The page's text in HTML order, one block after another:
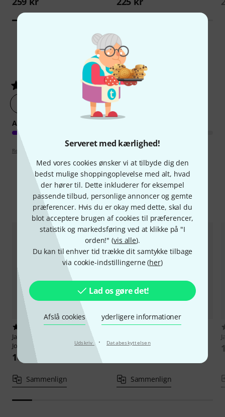
Serveret med kærlighed!
Med vores cookies ønsker vi at tilbyde dig den
bedst mulige shoppingoplevelse med alt, hvad
der hører til. Dette inkluderer for eksempel
passende tilbud, personlige annoncer og gemte
præferencer. Hvis du er okay med dette, skal du
blot acceptere brugen af cookies til præferencer,
statistik og markedsføring ved at klikke på "I
orden!" (vis alle).
Du kan til enhver tid trække dit samtykke tilbage
via cookie-indstillingerne (her)
Lad os gøre det!
Afslå cookies yderligere informationer
Udskriv · Databeskyttelsen
Kundebedømmelser
/ 5
lav en vurdering af produktet nu
ARRANGEMENT
Retningslinjer for anmeldelser
Sammenlign valgmuligheder
1
Jamey Aebersold
Antonio Carlos
Jobim
160 kr
Sammenlign
2
160 kr
Sammenlign